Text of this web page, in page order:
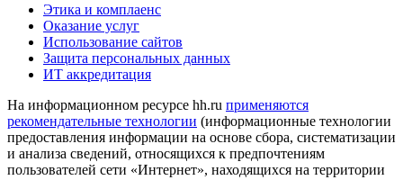
Этика и комплаенс
Оказание услуг
Использование сайтов
Защита персональных данных
ИТ аккредитация
На информационном ресурсе hh.ru применяются
рекомендательные технологии (информационные технологии
предоставления информации на основе сбора, систематизации
и анализа сведений, относящихся к предпочтениям
пользователей сети «Интернет», находящихся на территории